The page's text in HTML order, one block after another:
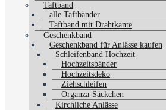
Taftband
alle Taftbänder
Taftband mit Drahtkante
Geschenkband
Geschenkband für Anlässe kaufen
Schleifenband Hochzeit
Hochzeitsbänder
Hochzeitsdeko
Ziehschleifen
Organza-Säckchen
Kirchliche Anlässe